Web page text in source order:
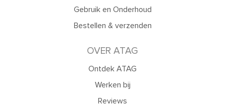
Gebruik en Onderhoud
Bestellen & verzenden
OVER ATAG
Ontdek ATAG
Werken bij
Reviews